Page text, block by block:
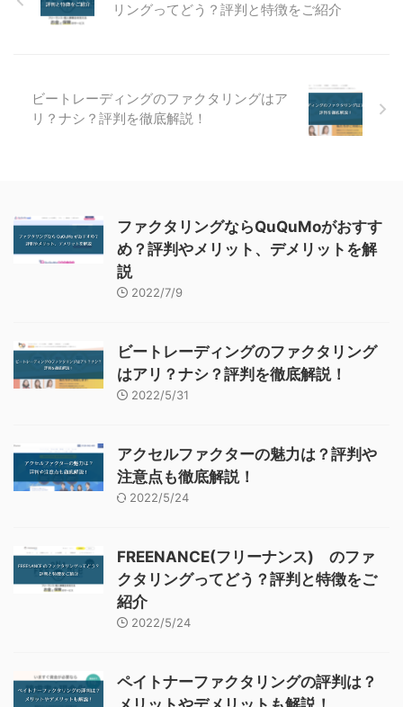
リングってどう？評判と特徴をご紹介
ビートレーディングのファクタリングはア
リ？ナシ？評判を徹底解説！
ファクタリングならQuQuMoがおすす
め？評判やメリット、デメリットを解
説
2022/7/9
ビートレーディングのファクタリング
はアリ？ナシ？評判を徹底解説！
2022/5/31
アクセルファクターの魅力は？評判や
注意点も徹底解説！
2022/5/24
FREENANCE(フリーナンス) のファ
クタリングってどう？評判と特徴をご
紹介
2022/5/24
ペイトナーファクタリングの評判は？